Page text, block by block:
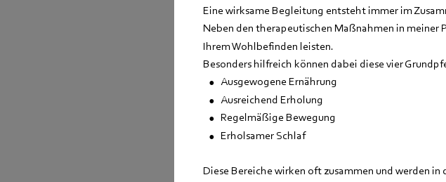
Eine wirksame Begleitung entsteht immer im
Neben den therapeutischen Maßnahmen in meiner
Ihrem Wohlbefinden leisten.
Besonders hilfreich können dabei diese vier
• Ausgewogene Ernährung
• Ausreichend Erholung
• Regelmäßige Bewegung
• Erholsamer Schlaf
Diese Bereiche wirken oft zusammen und werden